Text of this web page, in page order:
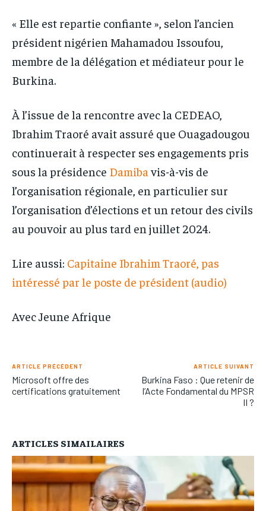
« Elle est repartie confiante », selon l’ancien
président nigérien Mahamadou Issoufou,
membre de la délégation et médiateur pour le
Burkina.
À l’issue de la rencontre avec la CEDEAO,
Ibrahim Traoré avait assuré que Ouagadougou
continuerait à respecter ses engagements pris
sous la présidence Damibavis-à-vis de
l’organisation régionale, en particulier sur
l’organisation d’élections et un retour des civils
au pouvoir au plus tard en juillet 2024.
Lire aussi: Capitaine Ibrahim Traoré, pas
intéressé par le poste de président (audio)
Avec Jeune Afrique
ARTICLE PRÉCÉDENT
Microsoft offre des
certifications gratuitement
ARTICLE SUIVANT
Burkina Faso : Que retenir de
l’Acte Fondamental du MPSR
II ?
ARTICLES SIMAILAIRES